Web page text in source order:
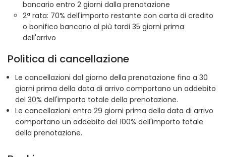
bancario entro 2 giorni dalla prenotazione
2ª rata: 70% dell'importo restante con carta di credito
o bonifico bancario al più tardi 35 giorni prima
dell'arrivo
Politica di cancellazione
Le cancellazioni dal giorno della prenotazione fino a 30
giorni prima della data di arrivo comportano un addebito
del 30% dell'importo totale della prenotazione.
Le cancellazioni entro 29 giorni prima della data di arrivo
comportano un addebito del 100% dell'importo totale
della prenotazione.